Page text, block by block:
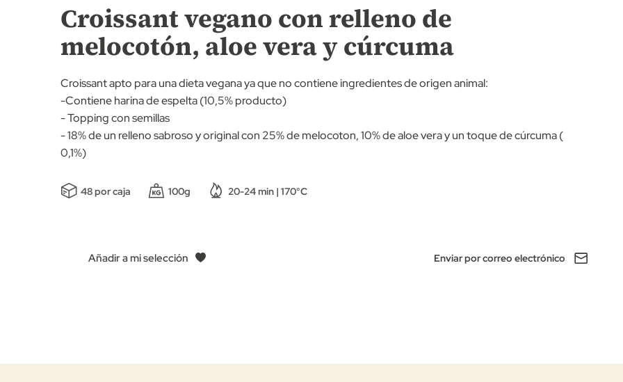
Croissant vegano con relleno de
melocotón, aloe vera y cúrcuma
Croissant apto para una dieta vegana ya que no contiene ingredientes de origen animal:
-Contiene harina de espelta (10,5% producto)
- Topping con semillas
- 18% de un relleno sabroso y original con 25% de melocoton, 10% de aloe vera y un toque de cúrcuma (
0,1%)
48 por caja 100g 20-24 min | 170°C
Añadir a mi selección Enviar por correo electrónico